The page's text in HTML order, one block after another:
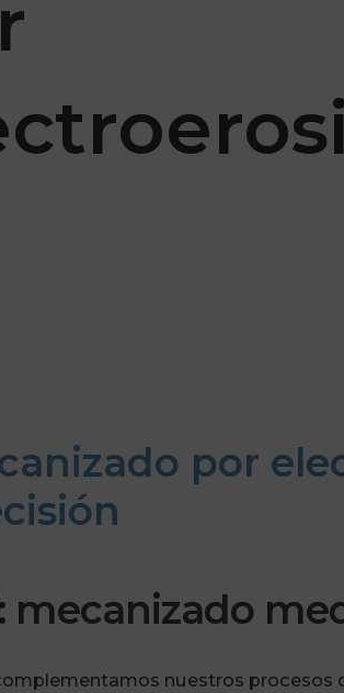
por
mecanizado
nuestros procesos